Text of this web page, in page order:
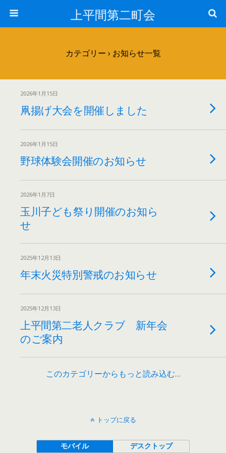
上平間第二町会
カテゴリー › お知らせ一覧
2026年1月15日
凧揚げ大会を開催しました
2026年1月15日
野球体験会開催のお知らせ
2026年1月7日
玉川子ども祭り開催のお知ら
せ
2025年12月13日
年末火災特別警戒のお知らせ
2025年12月13日
上平間第二老人クラブ 新年会
のご案内
このカテゴリーからもっと読み込む…
トップに戻る
モバイル デスクトップ